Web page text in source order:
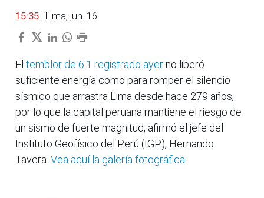
15:35 | Lima, jun. 16.
El temblor de 6.1 registrado ayerno liberó
suficiente energía como para romper el silencio
sísmico que arrastra Lima desde hace 279 años,
por lo que la capital peruana mantiene el riesgo de
un sismo de fuerte magnitud, afirmó el jefe del
Instituto Geofísico del Perú (IGP), Hernando
Tavera. Vea aquí la galería fotográfica